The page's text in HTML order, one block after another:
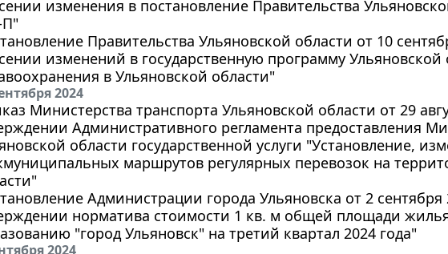
изменения в постановление Правительства
П"
Правительства Ульяновской области от 10
изменений в государственную программу Ульяновской
в Ульяновской области"
2024
Министерства транспорта Ульяновской области от 29
Административного регламента предоставления
области государственной услуги "Установление,
маршрутов регулярных перевозок на
Администрации города Ульяновска от 2 сентября
норматива стоимости 1 кв. м общей площади
"город Ульяновск" на третий квартал 2024 года"
2024